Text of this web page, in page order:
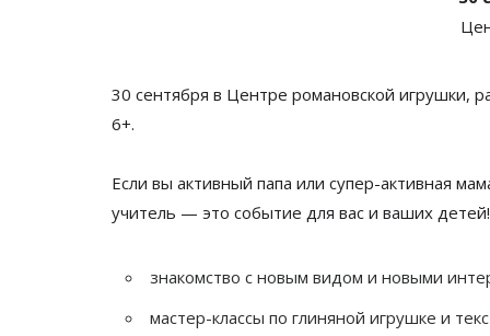
30 сентября в Центре романовской игрушки,
6+.
Если вы активный папа или супер-активная
учитель — это событие для вас и ваших
знакомство с новым видом и новыми
мастер-классы по глиняной игрушке и